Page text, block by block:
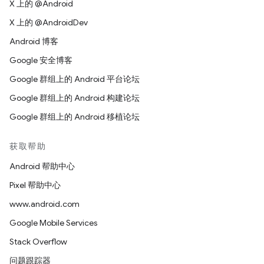
X 上的 @Android
X 上的 @AndroidDev
Android 博客
Google 安全博客
Google 群组上的 Android 平台论坛
Google 群组上的 Android 构建论坛
Google 群组上的 Android 移植论坛
获取帮助
Android 帮助中心
Pixel 帮助中心
www.android.com
Google Mobile Services
Stack Overflow
问题跟踪器